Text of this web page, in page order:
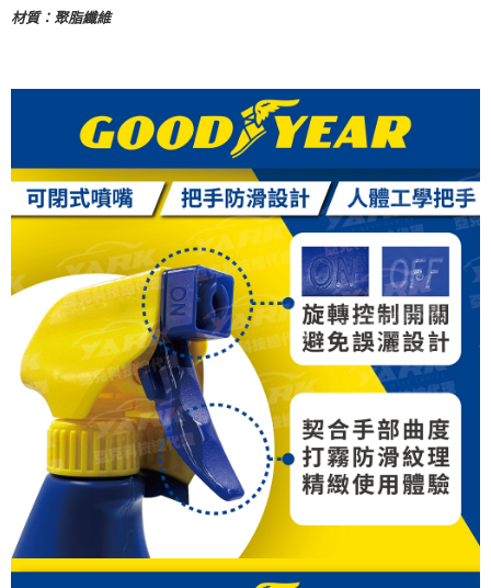
材質：聚脂纖維